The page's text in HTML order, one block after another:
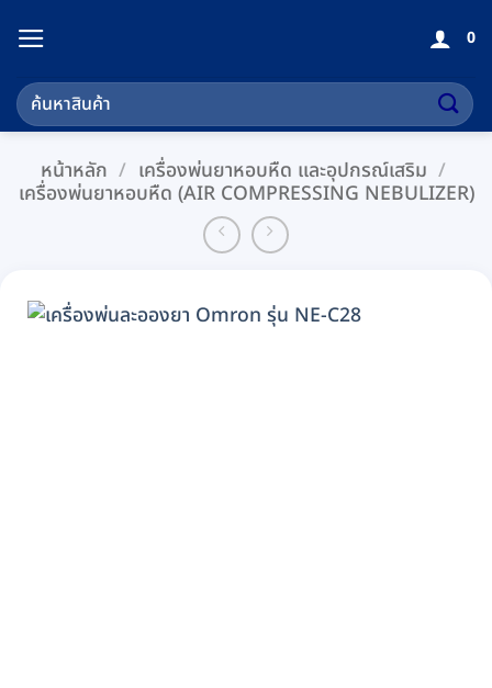
เนื้อหา
0
ค้นหา:
หน้าหลัก / เครื่องพ่นยาหอบหืด และอุปกรณ์เสริม /
เครื่องพ่นยาหอบหืด (AIR COMPRESSING NEBULIZER)